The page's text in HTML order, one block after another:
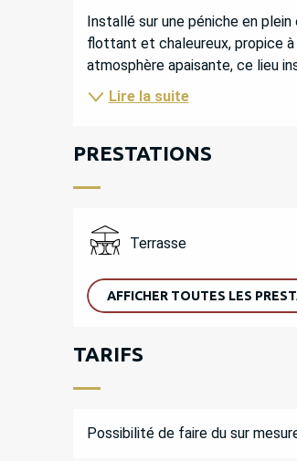
Installé sur une péniche en
flottant et chaleureux, propice
atmosphère apaisante, ce lieu
Lire la suite
PRESTATIONS
Terrasse
AFFICHER TOUTES LES
TARIFS
Possibilité de faire du sur